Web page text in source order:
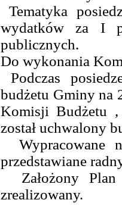
Tematyka
wydatków za I
publicznych.
Do wykonania
Podczas
budżetu Gminy na
Komisji Budżetu
został uchwalony
przedstawiane
Założony
zrealizowany.